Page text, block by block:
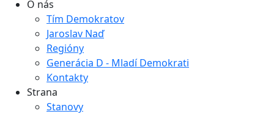
O nás
Tím Demokratov
Jaroslav Naď
Regióny
Generácia D - Mladí Demokrati
Kontakty
Strana
Stanovy